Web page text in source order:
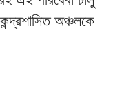
অঞ্চলকে